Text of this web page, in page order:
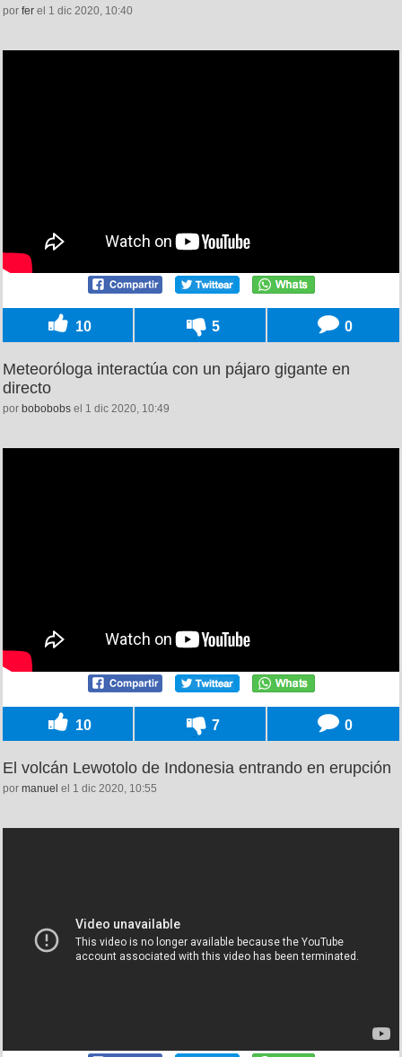
por fer el 1 dic 2020, 10:40
10 5 0
Meteoróloga interactúa con un pájaro gigante en
directo
por bobobobs el 1 dic 2020, 10:49
10 7 0
El volcán Lewotolo de Indonesia entrando en erupción
por manuel el 1 dic 2020, 10:55